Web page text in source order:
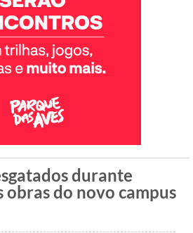
durante
obras do novo campus